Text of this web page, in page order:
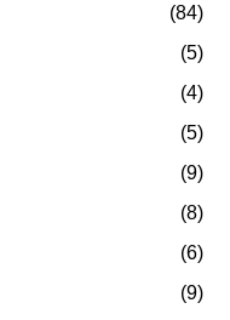
(84)
(5)
(4)
(5)
(9)
(8)
(6)
(9)